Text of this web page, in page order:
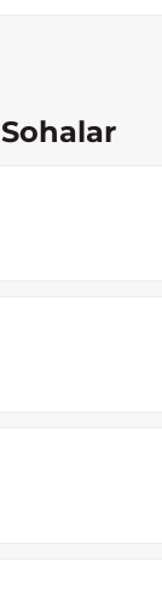
Sohalar